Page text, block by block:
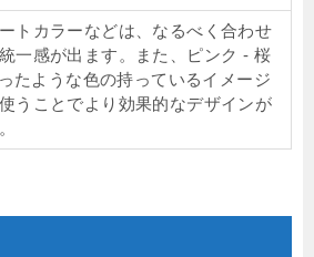
トカラーなどは、なるべく合わせ
一感が出ます。また、ピンク - 桜
たような色の持っているイメージ
うことでより効果的なデザインが